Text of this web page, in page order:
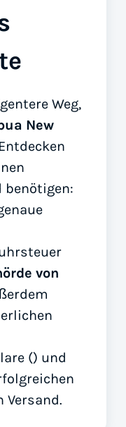
Weg,
New
benötigen:
von
() und
Versand.